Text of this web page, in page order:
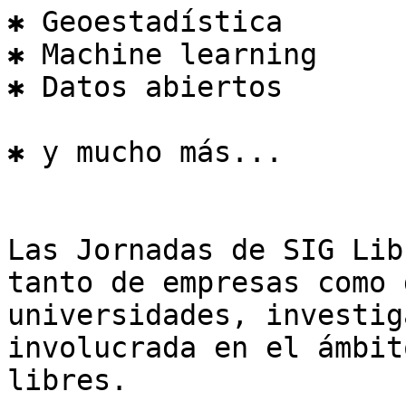
✱ Geoestadística
✱ Machine learning
✱ Datos abiertos
✱ y mucho más...
Las Jornadas de SIG
tanto de empresas
universidades,
involucrada en el
libres.